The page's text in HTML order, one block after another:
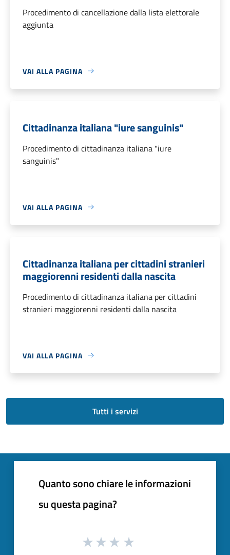
Procedimento di cancellazione dalla lista elettorale
aggiunta
VAI ALLA PAGINA
Cittadinanza italiana "iure sanguinis"
Procedimento di cittadinanza italiana "iure
sanguinis"
VAI ALLA PAGINA
Cittadinanza italiana per cittadini stranieri
maggiorenni residenti dalla nascita
Procedimento di cittadinanza italiana per cittadini
stranieri maggiorenni residenti dalla nascita
VAI ALLA PAGINA
Tutti i servizi
Quanto sono chiare le informazioni
su questa pagina?